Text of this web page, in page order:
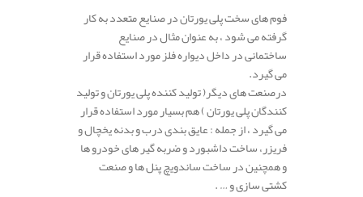
فوم های سخت پلی یورتان در صنایع متعدد به کار
گرفته می شود ، به عنوان مثال در صنایع
ساختمانی در داخل دیواره فلز مورد استفاده قرار
می گیرد.
درصنعت های دیگر( تولید کننده پلی یورتان و تولید
کنندگان پلی یورتان ) هم بسیار مورد استفاده قرار
می گیرد ، از جمله : عایق بندی درب و بدنه یخچال و
فریزر، ساخت داشبورد و ضربه گیر های خودرو ها
و همچنین در ساخت ساندویچ پنل ها و صنعت
کشتی سازی و … .